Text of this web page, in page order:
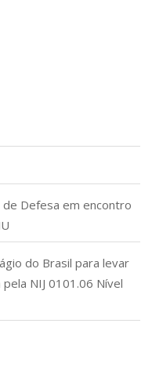
Defesa em encontro
do Brasil para levar
NIJ 0101.06 Nível